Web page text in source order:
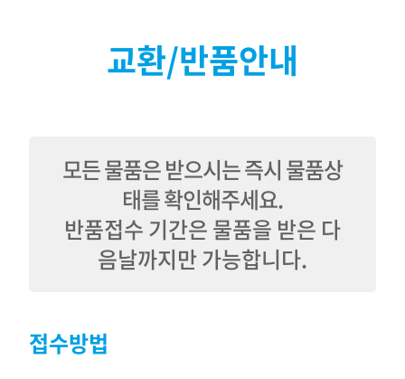
교환/반품안내
모든 물품은 받으시는 즉시 물품상
태를 확인해주세요.
반품접수 기간은 물품을 받은 다
음날까지만 가능합니다.
접수방법